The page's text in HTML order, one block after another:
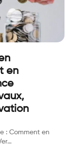
en
: Comment en